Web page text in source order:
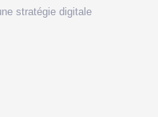
stratégie digitale